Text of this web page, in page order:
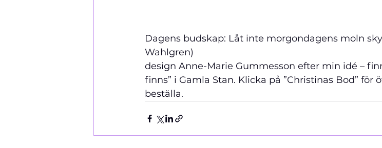
Dagens budskap: Låt inte morgondagens moln
Wahlgren)
design Anne-Marie Gummesson efter min idé –
finns” i Gamla Stan. Klicka på ”Christinas Bod”
beställa.